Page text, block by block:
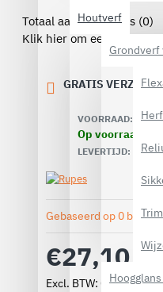
Houtverf
Totaal aantal reviews (0)
Klik hier om een review
GRATIS
VOORRAAD:
Op voorraad
LEVERTIJD:
Gebaseerd op 0
€27,10
Excl. BTW: €22,40